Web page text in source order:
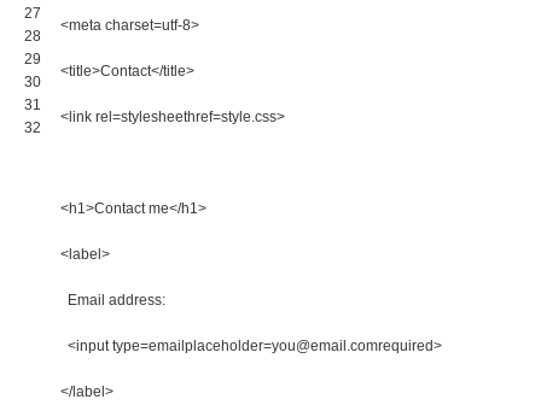
27
28
29
30
31
32
<meta charset=utf-8>
<title>Contact</title>
<link rel =stylesheethref=style.css>
<h1>Contact me</h1>
<label>
Email address:
<input type=emailplaceholder=you@email .comrequired>
</label>